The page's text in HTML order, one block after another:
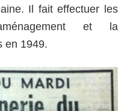
Il fait effectuer les
et la
en 1949.